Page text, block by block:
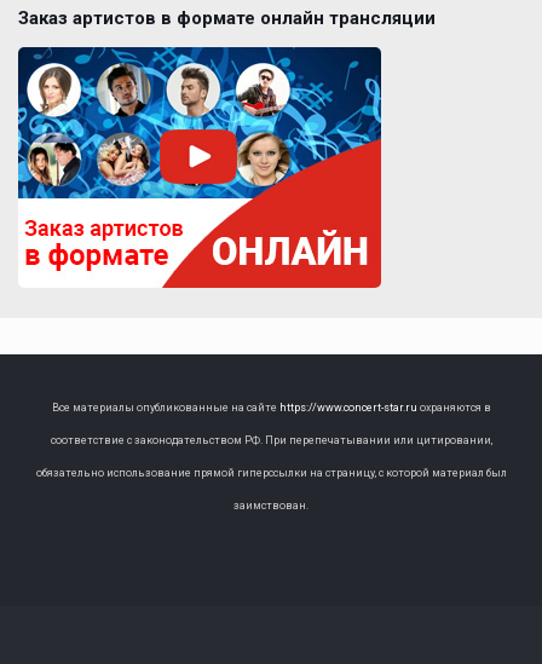
Заказ артистов в формате онлайн трансляции
Все материалы опубликованные на сайте https://www.concert-star.ru охраняются в
соответствие с законодательством РФ. При перепечатывании или цитировании,
обязательно использование прямой гиперссылки на страницу, с которой материал был
заимствован.